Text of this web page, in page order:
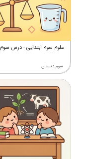
علوم سوم ابتدایی - درس سوم
سوم دبستان